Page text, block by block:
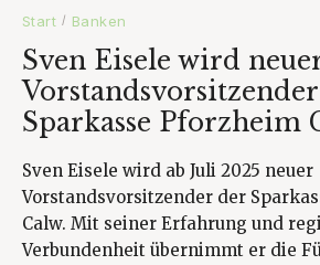
Start / Banken
Sven Eisele wird
Sparkasse Pforzheim
Sven Eisele wird ab Juli 2025 neuer
Vorstandsvorsitzender der
Calw. Mit seiner Erfahrung und
Verbundenheit übernimmt er die